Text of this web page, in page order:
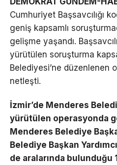
Cumhuriyet Başsavcılığı
geniş kapsamlı
gelişme yaşandı.
yürütülen soruşturma
Belediyesi’ne düzenlenen
netleşti.
İzmir’de Menderes
yürütülen operasyonda
Menderes Belediye
Belediye Başkan
de aralarında bulunduğu